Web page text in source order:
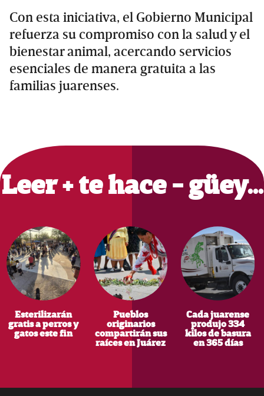
Con esta iniciativa, el Gobierno Municipal
refuerza su compromiso con la salud y el
bienestar animal, acercando servicios
esenciales de manera gratuita a las
familias juarenses.
Primary
Sidebar
Leer + te hace - güey…
Esterilizarán
gratis a perros y
gatos este fin
Pueblos
originarios
compartirán sus
raíces en Juárez
Cada juarense
produjo 334
kilos de basura
en 365 días